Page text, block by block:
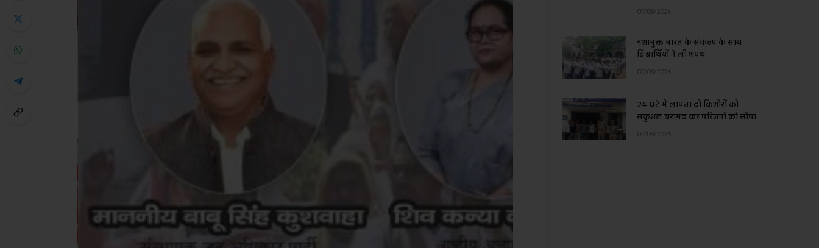
07/08/2026
नशामुक्त भारत के संकल्प के साथ
विद्यार्थियों ने ली शपथ
07/08/2026
24 घंटे में लापता दो किशोरों को
सकुशल बरामद कर परिजनों को सौंपा
07/08/2026